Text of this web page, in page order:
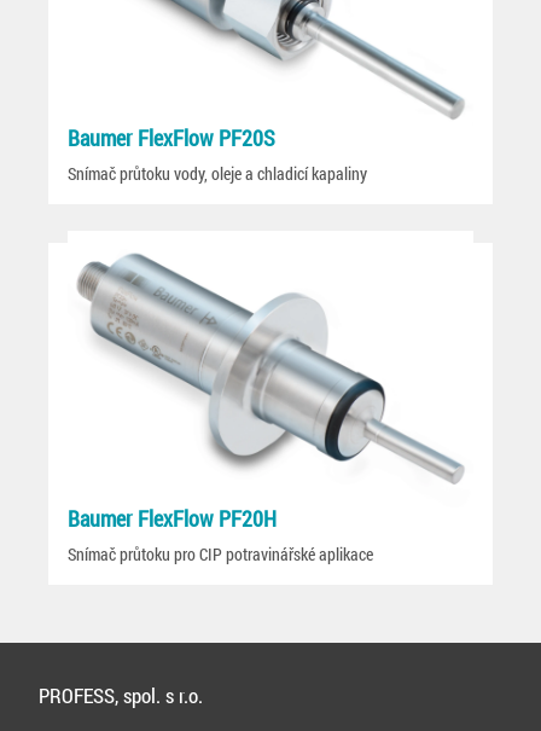
Baumer FlexFlow PF20S
Snímač průtoku vody, oleje a chladicí kapaliny
Baumer FlexFlow PF20H
Snímač průtoku pro CIP potravinářské aplikace
PROFESS, spol. s r.o.